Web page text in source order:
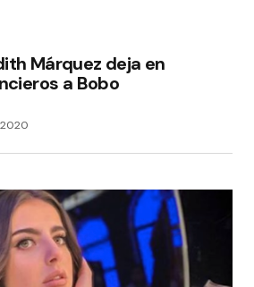
Márquez deja en
a Bobo